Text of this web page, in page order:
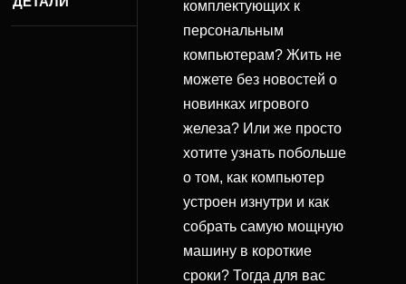
комплектующих к
персональным
компьютерам? Жить не
можете без новостей о
новинках игрового
железа? Или же просто
хотите узнать побольше
о том, как компьютер
устроен изнутри и как
собрать самую мощную
машину в короткие
сроки? Тогда для вас